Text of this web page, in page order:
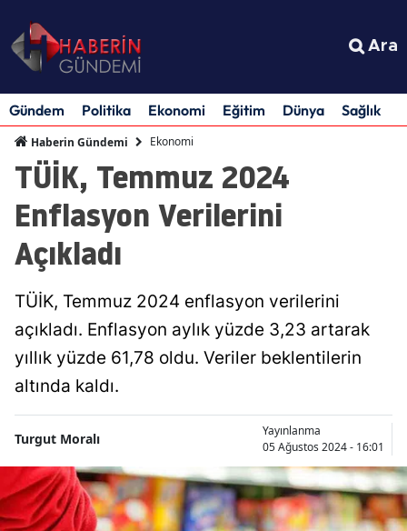
Ara
Gündem Politika Ekonomi Eğitim Dünya Sağlık
Haberin Gündemi Ekonomi
TÜİK, Temmuz 2024
Enflasyon Verilerini
Açıkladı
TÜİK, Temmuz 2024 enflasyon verilerini
açıkladı. Enflasyon aylık yüzde 3,23 artarak
yıllık yüzde 61,78 oldu. Veriler beklentilerin
altında kaldı.
Turgut Moralı
Yayınlanma
05 Ağustos 2024 - 16:01